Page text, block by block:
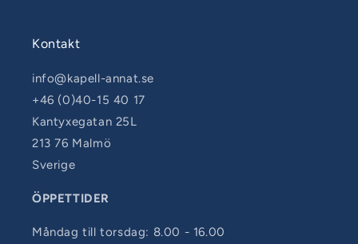
Kontakt
info@kapell-annat.se
+46 (0)40-15 40 17
Kantyxegatan 25L
213 76 Malmö
Sverige
ÖPPETTIDER
Måndag till torsdag: 8.00 - 16.00